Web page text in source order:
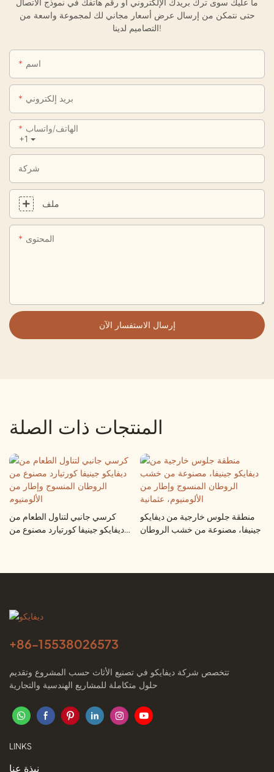
ما عليك سوى ترك بريدك الإلكتروني أو رقم هاتفك في نموذج الاتصال
حتى نتمكن من إرسال عرض أسعار مجاني لك لمجموعة واسعة من
التصاميم لدينا!
اسم
بريد إلكتروني
+1
الهاتف/واتساب
شركة
ملف
المحتوى
إرسال الاستفسار الآن
المنتجات ذات الصلة
كرسي جانبي لتناول الطعام من
ديفايكو جينيفا كورتيارد مصنوع من
منطقة جلوس خارجية من ديفايكو
جينيفا، مصنوعة من خشب الروطان
+86-15538026573
تتخصص شركة ديفايكو في تصنيع الأثاث حسب المشروع وتقديم
حلول متكاملة للمشاريع الهندسية والتجارية
LINKS
نبذة عنا